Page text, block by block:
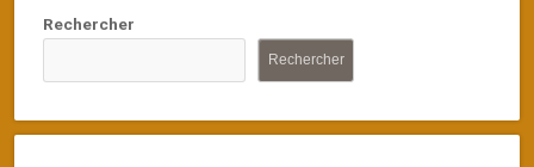
Rechercher
Rechercher